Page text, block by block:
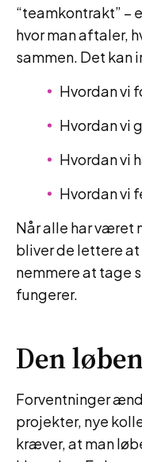
“teamkontrakt” –
hvor man aftaler,
sammen. Det kan
Hvordan vi
Hvordan vi
Hvordan vi
Hvordan vi
Når alle har været
bliver de lettere
nemmere at tage
fungerer.
Den
Forventninger
projekter, nye
kræver, at man